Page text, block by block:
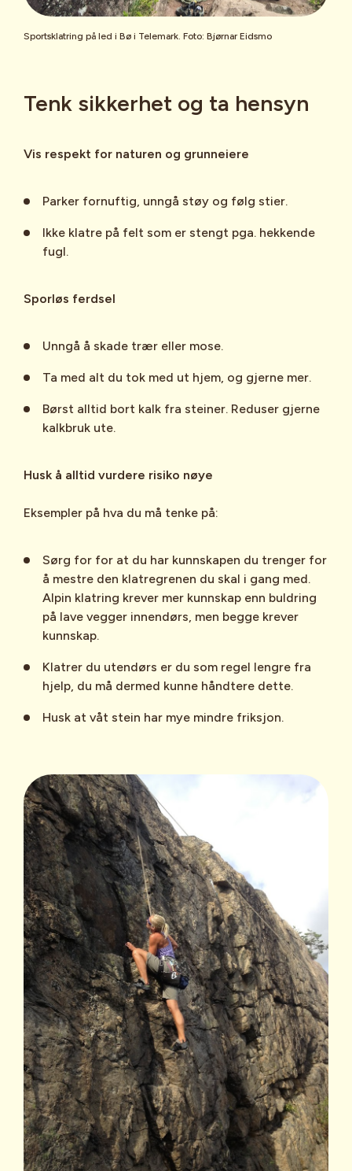
Sportsklatring på led i Bø i Telemark. Foto: Bjørnar Eidsmo
Tenk sikkerhet og ta hensyn
Vis respekt for naturen og grunneiere
Parker fornuftig, unngå støy og følg stier.
Ikke klatre på felt som er stengt pga. hekkende
fugl.
Sporløs ferdsel
Unngå å skade trær eller mose.
Ta med alt du tok med ut hjem, og gjerne mer.
Børst alltid bort kalk fra steiner. Reduser gjerne
kalkbruk ute.
Husk å alltid vurdere risiko nøye
Eksempler på hva du må tenke på:
Sørg for for at du har kunnskapen du trenger for
å mestre den klatregrenen du skal i gang med.
Alpin klatring krever mer kunnskap enn buldring
på lave vegger innendørs, men begge krever
kunnskap.
Klatrer du utendørs er du som regel lengre fra
hjelp, du må dermed kunne håndtere dette.
Husk at våt stein har mye mindre friksjon.